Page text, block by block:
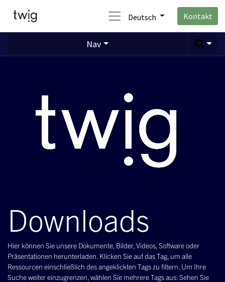
Deutsch Kontakt
Nav
Downloads
Hier können Sie unsere Dokumente, Bilder, Videos, Software oder
Präsentationen herunterladen. Klicken Sie auf das Tag, um alle
Ressourcen einschließlich des angeklickten Tags zu filtern. Um Ihre
Suche weiter einzugrenzen, wählen Sie mehrere Tags aus. Sehen Sie